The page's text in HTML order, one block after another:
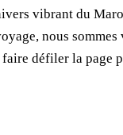
vibrant du
nous
défiler la page